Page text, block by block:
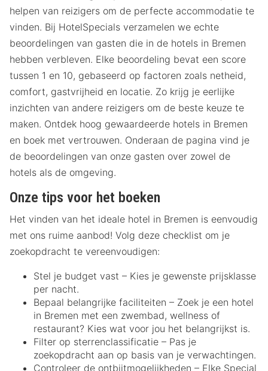
helpen van reizigers om de perfecte accommodatie te
vinden. Bij HotelSpecials verzamelen we echte
beoordelingen van gasten die in de hotels in Bremen
hebben verbleven. Elke beoordeling bevat een score
tussen 1 en 10, gebaseerd op factoren zoals netheid,
comfort, gastvrijheid en locatie. Zo krijg je eerlijke
inzichten van andere reizigers om de beste keuze te
maken. Ontdek hoog gewaardeerde hotels in Bremen
en boek met vertrouwen. Onderaan de pagina vind je
de beoordelingen van onze gasten over zowel de
hotels als de omgeving.
Onze tips voor het boeken
Het vinden van het ideale hotel in Bremen is eenvoudig
met ons ruime aanbod! Volg deze checklist om je
zoekopdracht te vereenvoudigen:
Stel je budget vast – Kies je gewenste prijsklasse
per nacht.
Bepaal belangrijke faciliteiten – Zoek je een hotel
in Bremen met een zwembad, wellness of
restaurant? Kies wat voor jou het belangrijkst is.
Filter op sterrenclassificatie – Pas je
zoekopdracht aan op basis van je verwachtingen.
Controleer de ontbijtmogelijkheden – Elke Special